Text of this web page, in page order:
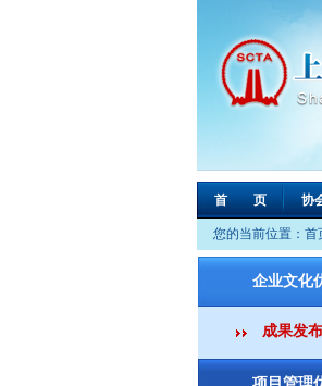
首 页 协
您的当前位置： 首
企业文化
成果发